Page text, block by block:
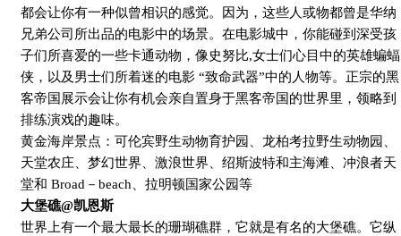
都会让你有一种似曾相识的感觉。因为，这些人或物都曾是华纳
兄弟公司所出品的电影中的场景。在电影城中，你能碰到深受孩
子们所喜爱的一些卡通动物，像史努比,女士们心目中的英雄蝙蝠
侠，以及男士们所着迷的电影 “致命武器”中的人物等。正宗的黑
客帝国展示会让你有机会亲自置身于黑客帝国的世界里，领略到
排练演戏的趣味。
黄金海岸景点：可伦宾野生动物育护园、龙柏考拉野生动物园、
天堂农庄、梦幻世界、激浪世界、绍斯波特和主海滩、冲浪者天
堂和 Broad － beach 、拉明顿国家公园等
大堡礁@凯恩斯
世界上有一个最大最长的珊瑚礁群，它就是有名的大堡礁。它纵